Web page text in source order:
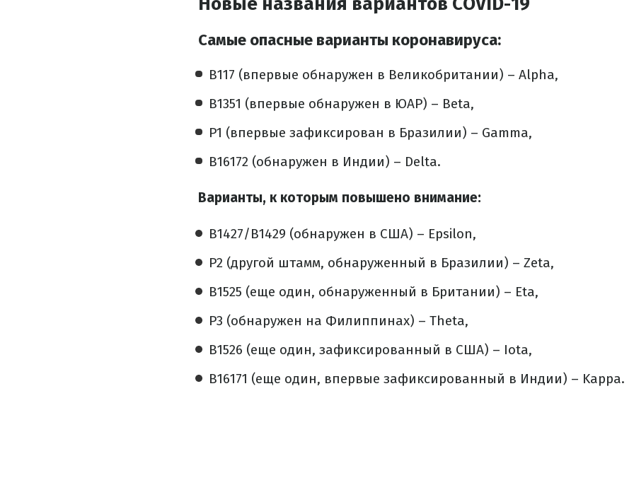
Самые опасные варианты коронавируса:
B117 (впервые обнаружен в Великобритании) – Alpha,
B1351 (впервые обнаружен в ЮАР) – Beta,
P1 (впервые зафиксирован в Бразилии) – Gamma,
B16172 (обнаружен в Индии) – Delta.
Варианты, к которым повышено внимание:
B1427/B1429 (обнаружен в США) – Epsilon,
P2 (другой штамм, обнаруженный в Бразилии) – Zeta,
B1525 (еще один, обнаруженный в Британии) – Eta,
P3 (обнаружен на Филиппинах) – Theta,
B1526 (еще один, зафиксированный в США) – Iota,
B16171 (еще один, впервые зафиксированный в Индии) – Kappa.